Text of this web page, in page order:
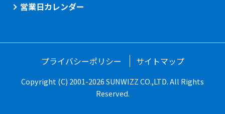
営業日カレンダー
プライバシーポリシー サイトマップ
Copyright (C) 2001-2026 SUNWIZZ CO.,LTD. All Rights
Reserved.